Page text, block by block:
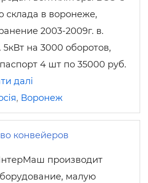
склада в воронеже,
2003-2009г. в.
5кВт на 3000 оборотов,
4 шт по 35000 руб.
далі
, Воронеж
конвейеров
производит
малую